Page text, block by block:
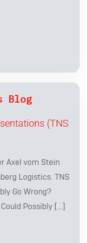
Blog
(TNS
Axel vom Stein
Logistics. TNS
Go Wrong?
Possibly […]